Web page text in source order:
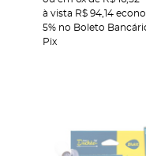
à vista R$ 94,14
5% no Boleto
Pix